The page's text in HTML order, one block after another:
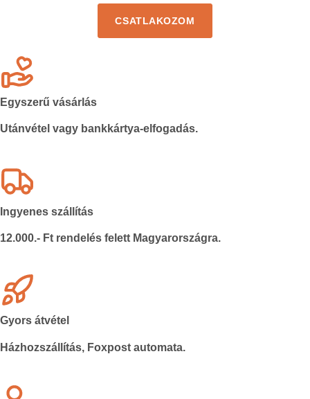
CSATLAKOZOM
Egyszerű vásárlás
Utánvétel vagy bankkártya-elfogadás.
Ingyenes szállítás
12.000.- Ft rendelés felett Magyarországra.
Gyors átvétel
Házhozszállítás, Foxpost automata.